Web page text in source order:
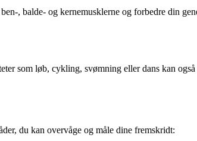
, balde- og kernemusklerne og forbedre din
som løb, cykling, svømning eller dans kan
du kan overvåge og måle dine fremskridt: